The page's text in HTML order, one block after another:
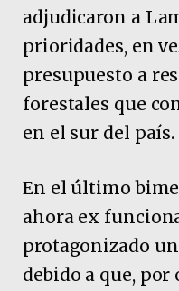
adjudicaron a
prioridades, en
presupuesto a
forestales que
en el sur del país.
En el último
ahora ex
protagonizado
debido a que,